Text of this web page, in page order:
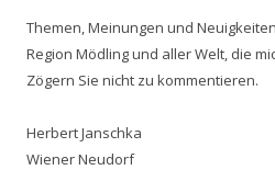
Themen, Meinungen und
Region Mödling und aller Welt, die
Zögern Sie nicht zu kommentieren.
Herbert Janschka
Wiener Neudorf